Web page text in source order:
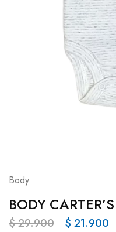
Body
BODY
$29.900 $ 21.900